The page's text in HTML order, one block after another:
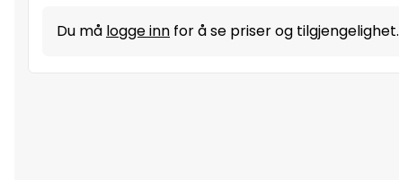
Du må logge inn for å se priser og tilgjengelighet.